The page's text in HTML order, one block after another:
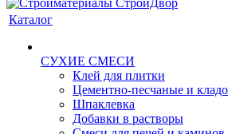
Каталог
СУХИЕ СМЕСИ
Клей для плитки
Цементно-песчаные и
Шпаклевка
Добавки в растворы